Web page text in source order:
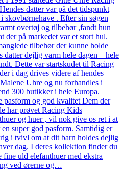
datter var på det tidspunkt
i skovbørnehave . Efter sin søgen
overtøj og tilbehør ,fandt hun
der på markedet var et stort hul.
tilbehør der kunne holde
datter dejlig varm hele dagen – hele
Dette var startskudet til Racing
i dag drives videre af hendes
Uhre og nu forhandles i
300 butikker i hele Europa.
pasform og god kvalitet Dem der
har prøvet Racing Kids
og huer , vil nok give os ret i at
en super god pasform. Samtidig er
i tvivl om at dit barn holdes dejlig
dag. I deres kollektion finder du
fine uld elefanthuer med ekstra
ved ørerne og…